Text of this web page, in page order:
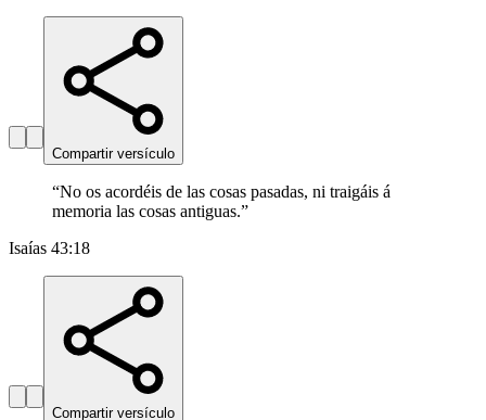
Compartir versículo
“No os acordéis de las cosas pasadas, ni traigáis á
memoria las cosas antiguas.”
Isaías 43:18
Compartir versículo